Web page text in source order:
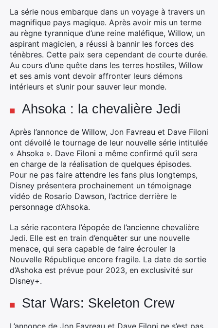
La série nous embarque dans un voyage à travers un
magnifique pays magique. Après avoir mis un terme
au règne tyrannique d’une reine maléfique, Willow, un
aspirant magicien, a réussi à bannir les forces des
ténèbres. Cette paix sera cependant de courte durée.
Au cours d’une quête dans les terres hostiles, Willow
et ses amis vont devoir affronter leurs démons
intérieurs et s’unir pour sauver leur monde.
Ahsoka : la chevalière Jedi
Après l’annonce de Willow, Jon Favreau et Dave Filoni
ont dévoilé le tournage de leur nouvelle série intitulée
« Ahsoka ». Dave Filoni a même confirmé qu’il sera
en charge de la réalisation de quelques épisodes.
Pour ne pas faire attendre les fans plus longtemps,
Disney présentera prochainement un témoignage
vidéo de Rosario Dawson, l’actrice derrière le
personnage d’Ahsoka.
La série racontera l’épopée de l’ancienne chevalière
Jedi. Elle est en train d’enquêter sur une nouvelle
menace, qui sera capable de faire écrouler la
Nouvelle République encore fragile. La date de sortie
d’Ashoka est prévue pour 2023, en exclusivité sur
Disney+.
Star Wars: Skeleton Crew
L’annonce de Jon Favreau et Dave Filoni ne s’est pas
×